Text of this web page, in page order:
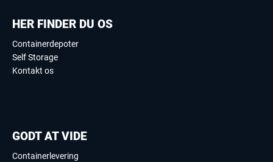
HER FINDER DU OS
Containerdepoter
Self Storage
Kontakt os
GODT AT VIDE
Containerlevering